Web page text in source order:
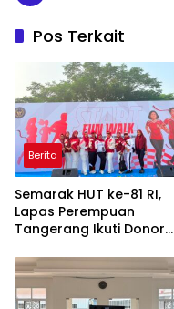
Pos Terkait
Berita
Semarak HUT ke-81 RI,
Lapas Perempuan
Tangerang Ikuti Donor
Kementerian Imigrasi
Pemasyarakatan